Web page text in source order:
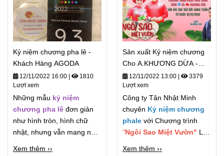
Kỷ niệm chương pha lê -
Khách Hàng AGODA
12/11/2022 16:00
1810
Lượt xem
Những mẫu kỷ niệm
chương pha lê đơn giản
như hình tròn, hình chữ
nhật, nhưng vẫn mang nét
Xem thêm ››
Sản xuất Kỷ niệm chương
Cho A.KHƯƠNG DỪA -
Chương Trình " Gọng Ca
Miệt Vườn" 2022
12/11/2022 13:00
3379
Lượt xem
Công ty Tân Nhật Minh
chuyên Kỷ niệm chương
phale với Chương trình
"Ngôi Sao Miệt Vườn" Là
Xem thêm ››